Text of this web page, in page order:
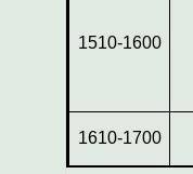
1510-1600
1610-1700